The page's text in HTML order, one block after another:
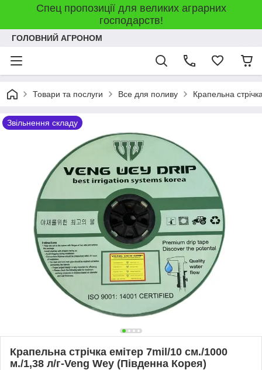
Спец пропозиції для великих аграрних
господарств!
ГОЛОВНИЙ АГРОНОМ
Товари та послуги Все для поливу Крапельна
Звільнення складу
Крапельна стрічка емітер 7mil/10 см./1000
м./1,38 л/г-Veng Wey (Південна Корея)